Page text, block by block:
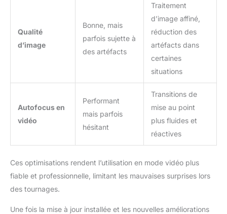
Qualité
d’image
Bonne, mais
parfois sujette à
des artéfacts
Traitement
d’image affiné,
réduction des
artéfacts dans
certaines
situations
Autofocus en
vidéo
Performant
mais parfois
hésitant
Transitions de
mise au point
plus fluides et
réactives
Ces optimisations rendent l’utilisation en mode vidéo plus
fiable et professionnelle, limitant les mauvaises surprises lors
des tournages.
Une fois la mise à jour installée et les nouvelles améliorations